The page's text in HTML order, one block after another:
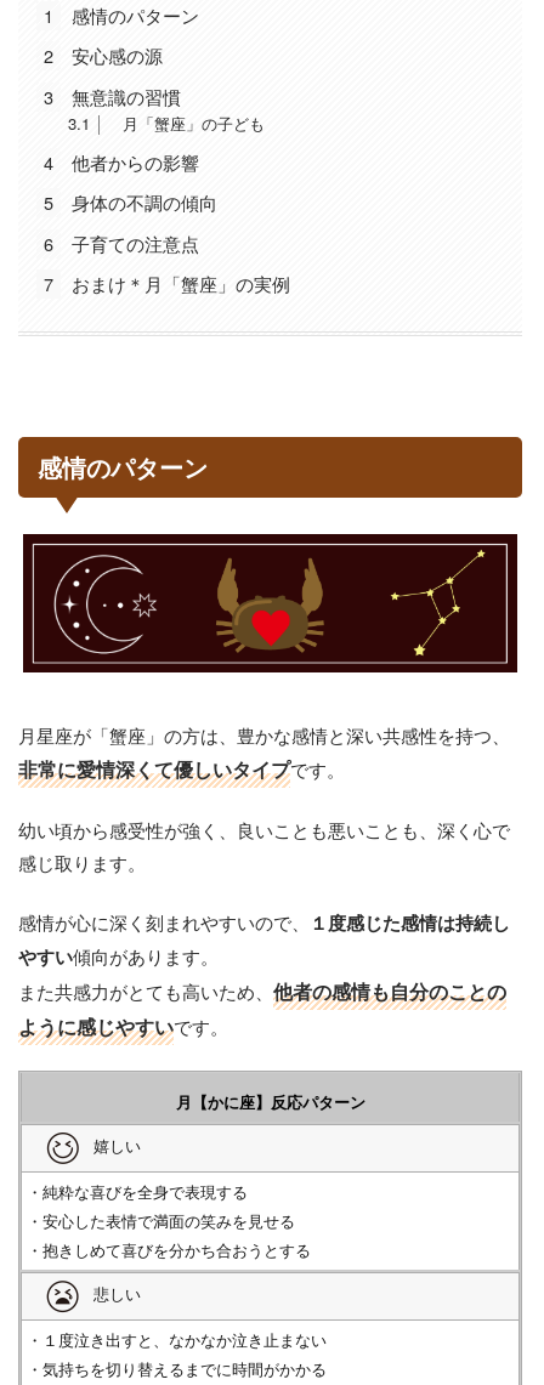
1
感情のパターン
2
安心感の源
3
無意識の習慣
3.1 月「蟹座」の子ども
4
他者からの影響
5
身体の不調の傾向
6
子育ての注意点
7
おまけ＊月「蟹座」の実例
感情のパターン
月星座が「蟹座」の方は、豊かな感情と深い共感性を持つ、
非常に愛情深くて優しいタイプです。
幼い頃から感受性が強く、良いことも悪いことも、深く心で
感じ取ります。
感情が心に深く刻まれやすいので、
１度感じた感情は持続し
やすい傾向があります。
また共感力がとても高いため、 他者の感情も自分のことの
ように感じやすいです。
月【かに座】反応パターン
嬉しい
・純粋な喜びを全身で表現する
・安心した表情で満面の笑みを見せる
・抱きしめて喜びを分かち合おうとする
悲しい
・１度泣き出すと、なかなか泣き止まない
・気持ちを切り替えるまでに時間がかかる